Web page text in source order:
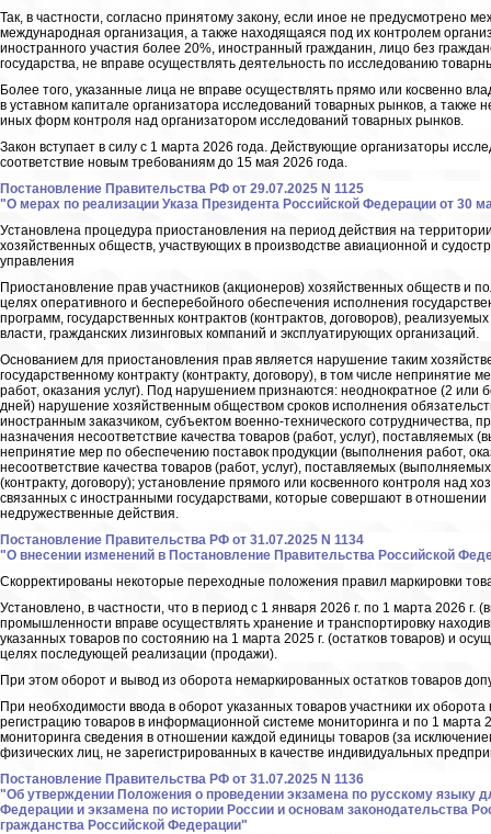
Так, в частности, согласно принятому закону, если иное не предусмотрено
международная организация, а также находящаяся под их контролем
иностранного участия более 20%, иностранный гражданин, лицо без
государства, не вправе осуществлять деятельность по исследованию
Более того, указанные лица не вправе осуществлять прямо или косвенно
в уставном капитале организатора исследований товарных рынков, а
иных форм контроля над организатором исследований товарных рынков.
Закон вступает в силу с 1 марта 2026 года. Действующие организаторы
соответствие новым требованиям до 15 мая 2026 года.
Постановление Правительства РФ от 29.07.2025 N 1125
"О мерах по реализации Указа Президента Российской Федерации от 30
Установлена процедура приостановления на период действия на
хозяйственных обществ, участвующих в производстве авиационной и
управления
Приостановление прав участников (акционеров) хозяйственных обществ и
целях оперативного и бесперебойного обеспечения исполнения
программ, государственных контрактов (контрактов, договоров),
власти, гражданских лизинговых компаний и эксплуатирующих организаций.
Основанием для приостановления прав является нарушение таким
государственному контракту (контракту, договору), в том числе
работ, оказания услуг). Под нарушением признаются: неоднократное (2 или
дней) нарушение хозяйственным обществом сроков исполнения
иностранным заказчиком, субъектом военно-технического сотрудничества,
назначения несоответствие качества товаров (работ, услуг), поставляемых
непринятие мер по обеспечению поставок продукции (выполнения работ,
несоответствие качества товаров (работ, услуг), поставляемых
(контракту, договору); установление прямого или косвенного контроля над
связанных с иностранными государствами, которые совершают в
недружественные действия.
Постановление Правительства РФ от 31.07.2025 N 1134
"О внесении изменений в Постановление Правительства Российской
Скорректированы некоторые переходные положения правил маркировки
Установлено, в частности, что в период с 1 января 2026 г. по 1 марта 2026 г.
промышленности вправе осуществлять хранение и транспортировку
указанных товаров по состоянию на 1 марта 2025 г. (остатков товаров) и
целях последующей реализации (продажи).
При этом оборот и вывод из оборота немаркированных остатков товаров
При необходимости ввода в оборот указанных товаров участники их
регистрацию товаров в информационной системе мониторинга и по 1 марта
мониторинга сведения в отношении каждой единицы товаров (за
физических лиц, не зарегистрированных в качестве индивидуальных
Постановление Правительства РФ от 31.07.2025 N 1136
"Об утверждении Положения о проведении экзамена по русскому языку
Федерации и экзамена по истории России и основам законодательства
гражданства Российской Федерации"